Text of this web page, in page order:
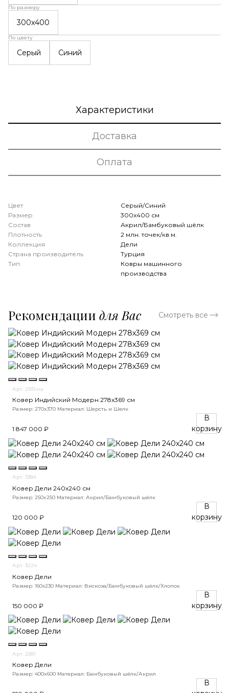
По размеру
300x400
По цвету
Серый Синий
Характеристики
Доставка
Оплата
Цвет
Серый/Синий
Размер
300x400 см
Состав
Акрил/Бамбуковый шёлк
Плотность
2 млн. точек/кв.м.
Коллекция
Дели
Страна производитель
Турция
Тип
Ковры машинного
производства
Рекомендации для Вас Смотреть все
Арт. 2931нш
Ковер Индийский Модерн 278x369 см
Размер: 270x370 Материал: Шерсть и Шелк
1 847 000 ₽
В
корзину
Арт. 3384
Ковер Дели 240х240 см
Размер: 250x250 Материал: Акрил/Бамбуковый шёлк
120 000 ₽
В
корзину
Арт. 3224
Ковер Дели
Размер: 160х230 Материал: Вискоза/Бамбуковый шёлк/Хлопок
150 000 ₽
В
корзину
Арт. 2581
Ковер Дели
Размер: 400x600 Материал: Бамбуковый шёлк/Акрил
В